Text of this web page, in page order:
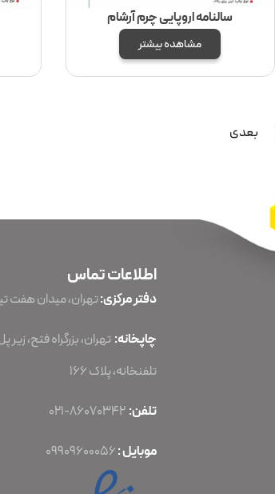
سالنامه اروپایی چرم آرشام
مشاهده بیشتر
بعدی
اطلاعات تماس
دفتر مرکزی:تهران، میدان هفت تیر،
چاپخانه:
تلفنخانه، پلاک 166
تلفن: 86070342-021
موبایل :09909600056